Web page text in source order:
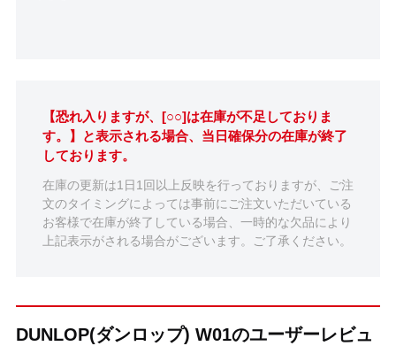
【恐れ入りますが、[○○]は在庫が不足しておりま
す。】と表示される場合、当日確保分の在庫が終了
しております。
在庫の更新は1日1回以上反映を行っておりますが、ご注
文のタイミングによっては事前にご注文いただいている
お客様で在庫が終了している場合、一時的な欠品により
上記表示がされる場合がございます。ご了承ください。
DUNLOP(ダンロップ) W01のユーザーレビュ